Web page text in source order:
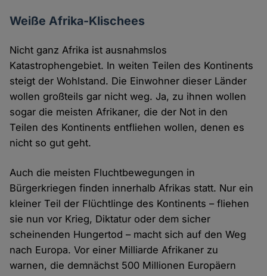
Weiße Afrika-Klischees
Nicht ganz Afrika ist ausnahmslos
Katastrophengebiet. In weiten Teilen des Kontinents
steigt der Wohlstand. Die Einwohner dieser Länder
wollen großteils gar nicht weg. Ja, zu ihnen wollen
sogar die meisten Afrikaner, die der Not in den
Teilen des Kontinents entfliehen wollen, denen es
nicht so gut geht.
Auch die meisten Fluchtbewegungen in
Bürgerkriegen finden innerhalb Afrikas statt. Nur ein
kleiner Teil der Flüchtlinge des Kontinents – fliehen
sie nun vor Krieg, Diktatur oder dem sicher
scheinenden Hungertod – macht sich auf den Weg
nach Europa. Vor einer Milliarde Afrikaner zu
warnen, die demnächst 500 Millionen Europäern